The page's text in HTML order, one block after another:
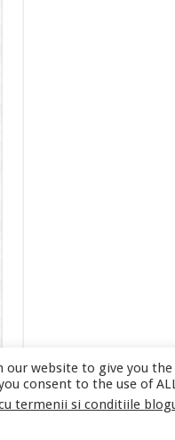
our website to give you
consent to the use of
termenii si conditiile